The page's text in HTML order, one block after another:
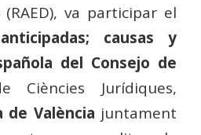
(RAED), va participar el
causas y
del Consejo de
Jurídiques,
de València juntament